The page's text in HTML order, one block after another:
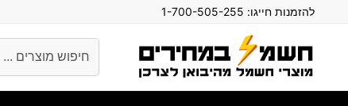
להזמנות חייגו: